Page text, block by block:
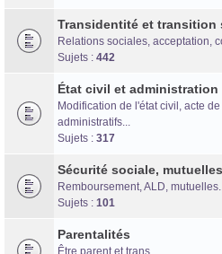
Transidentité et transition
Relations sociales, acceptation,
Sujets : 442
État civil et administration
Modification de l'état civil, acte
administratifs...
Sujets : 317
Sécurité sociale,
Remboursement, ALD,
Sujets : 101
Parentalités
Être parent et trans